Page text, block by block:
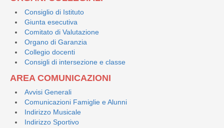
Consiglio di Istituto
Giunta esecutiva
Comitato di Valutazione
Organo di Garanzia
Collegio docenti
Consigli di intersezione e classe
AREA COMUNICAZIONI
Avvisi Generali
Comunicazioni Famiglie e Alunni
Indirizzo Musicale
Indirizzo Sportivo